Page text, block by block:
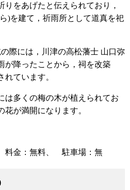
をあげたと伝えられており，
)を建て，祈雨所として道真を祀
際には，川津の高松藩士 山口弥
が降ったことから，祠を改築
れています。
多くの梅の木が植えられてお
花が満開になります。
金：無料、 駐車場：無